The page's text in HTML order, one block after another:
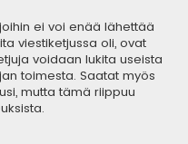
ei voi enää lähettää
viestiketjussa oli, ovat
voidaan lukita useista
toimesta. Saatat myös
mutta tämä riippuu